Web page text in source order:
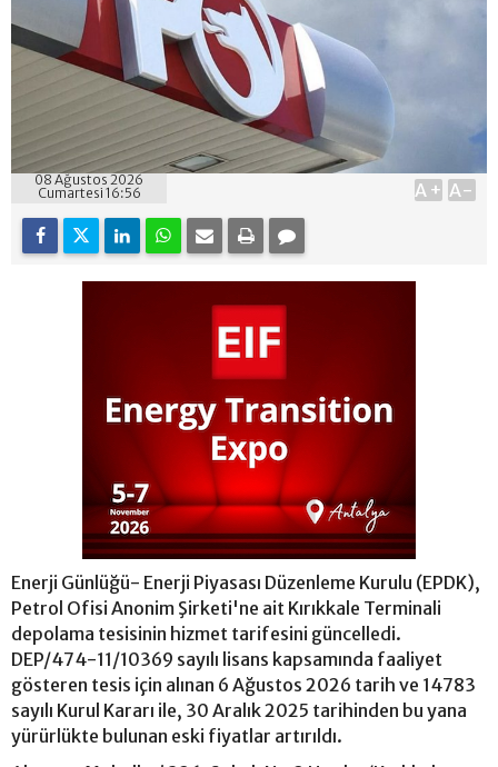
08 Ağustos 2026
Cumartesi 16:56
A+ A-
Enerji Günlüğü- Enerji Piyasası Düzenleme Kurulu (EPDK),
Petrol Ofisi Anonim Şirketi'ne ait Kırıkkale Terminali
depolama tesisinin hizmet tarifesini güncelledi.
DEP/474-11/10369 sayılı lisans kapsamında faaliyet
gösteren tesis için alınan 6 Ağustos 2026 tarih ve 14783
sayılı Kurul Kararı ile, 30 Aralık 2025 tarihinden bu yana
yürürlükte bulunan eski fiyatlar artırıldı.